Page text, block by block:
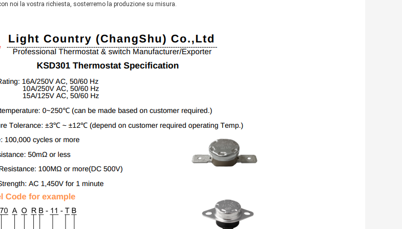
noi la vostra richiesta, sosterremo la produzione su misura.